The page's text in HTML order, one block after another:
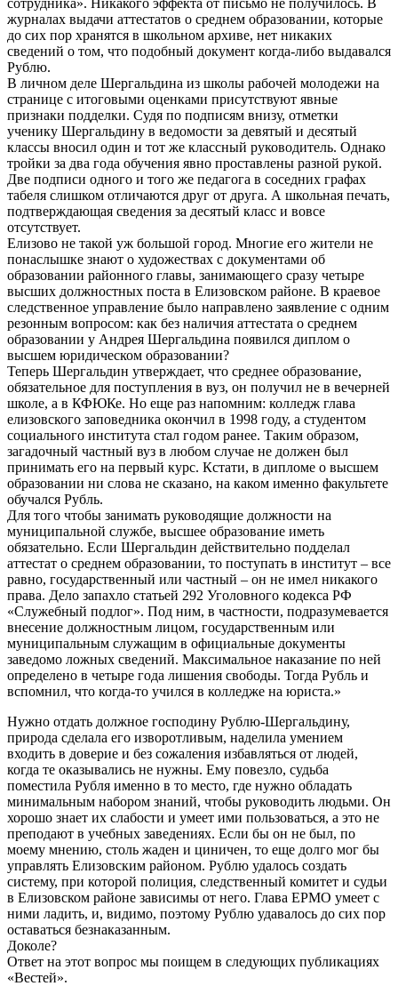
журналах выдачи аттестатов о среднем образовании, которые
до сих пор хранятся в школьном архиве, нет никаких
сведений о том, что подобный документ когда-либо выдавался
Рублю.
В личном деле Шергальдина из школы рабочей молодежи на
странице с итоговыми оценками присутствуют явные
признаки подделки. Судя по подписям внизу, отметки
ученику Шергальдину в ведомости за девятый и десятый
классы вносил один и тот же классный руководитель. Однако
тройки за два года обучения явно проставлены разной рукой.
Две подписи одного и того же педагога в соседних графах
табеля слишком отличаются друг от друга. А школьная печать,
подтверждающая сведения за десятый класс и вовсе
отсутствует.
Елизово не такой уж большой город. Многие его жители не
понаслышке знают о художествах с документами об
образовании районного главы, занимающего сразу четыре
высших должностных поста в Елизовском районе. В краевое
следственное управление было направлено заявление с одним
резонным вопросом: как без наличия аттестата о среднем
образовании у Андрея Шергальдина появился диплом о
высшем юридическом образовании?
Теперь Шергальдин утверждает, что среднее образование,
обязательное для поступления в вуз, он получил не в вечерней
школе, а в КФЮКе. Но еще раз напомним: колледж глава
елизовского заповедника окончил в 1998 году, а студентом
социального института стал годом ранее. Таким образом,
загадочный частный вуз в любом случае не должен был
принимать его на первый курс. Кстати, в дипломе о высшем
образовании ни слова не сказано, на каком именно факультете
обучался Рубль.
Для того чтобы занимать руководящие должности на
муниципальной службе, высшее образование иметь
обязательно. Если Шергальдин действительно подделал
аттестат о среднем образовании, то поступать в институт – все
равно, государственный или частный – он не имел никакого
права. Дело запахло статьей 292 Уголовного кодекса РФ
«Служебный подлог». Под ним, в частности, подразумевается
внесение должностным лицом, государственным или
муниципальным служащим в официальные документы
заведомо ложных сведений. Максимальное наказание по ней
определено в четыре года лишения свободы. Тогда Рубль и
вспомнил, что когда-то учился в колледже на юриста.»
Нужно отдать должное господину Рублю-Шергальдину,
природа сделала его изворотливым, наделила умением
входить в доверие и без сожаления избавляться от людей,
когда те оказывались не нужны. Ему повезло, судьба
поместила Рубля именно в то место, где нужно обладать
минимальным набором знаний, чтобы руководить людьми. Он
хорошо знает их слабости и умеет ими пользоваться, а это не
преподают в учебных заведениях. Если бы он не был, по
моему мнению, столь жаден и циничен, то еще долго мог бы
управлять Елизовским районом. Рублю удалось создать
систему, при которой полиция, следственный комитет и судьи
в Елизовском районе зависимы от него. Глава ЕРМО умеет с
ними ладить, и, видимо, поэтому Рублю удавалось до сих пор
оставаться безнаказанным.
Доколе?
Ответ на этот вопрос мы поищем в следующих публикациях
«Вестей».